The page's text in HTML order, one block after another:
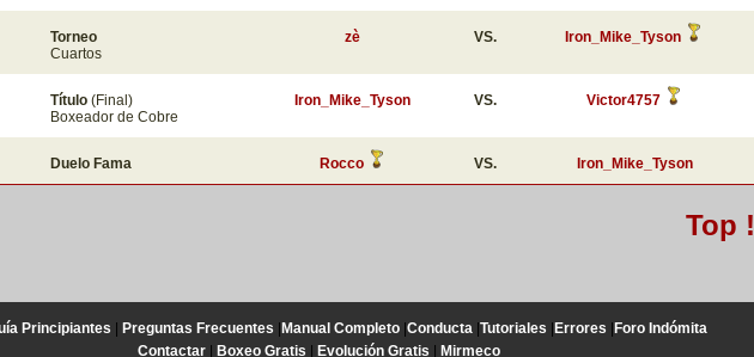
Torneo
Cuartos
zè VS. Iron_Mike_Tyson
Título (Final)
Boxeador de Cobre
Iron_Mike_Tyson VS. Victor4757
Duelo Fama Rocco VS. Iron_Mike_Tyson
Top !
Principiantes | Preguntas Frecuentes |Manual Completo|Conducta |Tutoriales |Errores |Foro Indómita
Contactar| Boxeo Gratis | Evolución Gratis | Mirmeco